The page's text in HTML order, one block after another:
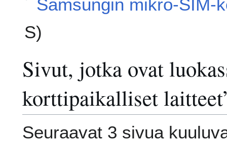
Samsungin mikro-SIM-
S)
Sivut, jotka ovat
korttipaikalliset
Seuraavat 3 sivua